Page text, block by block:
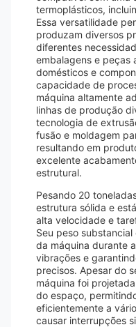
termoplásticos,
Essa versatilidade
produzam diversos
diferentes
embalagens e peças
domésticos e
capacidade de
máquina altamente
linhas de produção
tecnologia de
fusão e moldagem
resultando em
excelente
estrutural.
Pesando 20
estrutura sólida e
alta velocidade e
Seu peso
da máquina durante
vibrações e
precisos. Apesar do
máquina foi
do espaço,
eficientemente a
causar interrupções